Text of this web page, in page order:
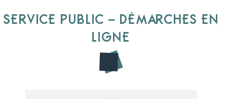
SERVICE PUBLIC – DÉMARCHES EN
LIGNE